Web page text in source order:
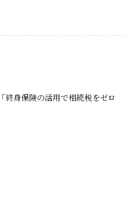
終身保険の活用で相続税をゼロ